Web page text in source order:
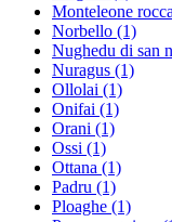
Monteleone
Norbello (1)
Nughedu di san
Nuragus (1)
Ollolai (1)
Onifai (1)
Orani (1)
Ossi (1)
Ottana (1)
Padru (1)
Ploaghe (1)